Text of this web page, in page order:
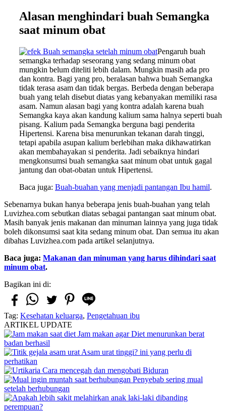
Alasan menghindari buah Semangka
saat minum obat
Pengaruh buah
semangka terhadap seseorang yang sedang minum obat
mungkin belum diteliti lebih dalam. Mungkin masih ada pro
dan kontra. Bagi yang pro, beralasan bahwa buah Semangka
tidak terasa asam dan tidak bergas. Berbeda dengan beberapa
buah yang telah disebut diatas yang kebanyakan memiliki rasa
asam. Namun alasan bagi yang kontra adalah karena buah
Semangka kaya akan kandung kalium sama halnya seperti buah
pisang. Kalium pada Semangka berguna bagi penderita
Hipertensi. Karena bisa menurunkan tekanan darah tinggi,
tetapi apabila asupan kalium berlebihan maka dikhawatirkan
akan membahayakan si penderita. Jadi sebaiknya hindari
mengkonsumsi buah semangka saat minum obat untuk gagal
jantung dan obat-obatan untuk Hipertensi.
Baca juga: Buah-buahan yang menjadi pantangan Ibu hamil.
Sebenarnya bukan hanya beberapa jenis buah-buahan yang telah
Luvizhea.com sebutkan diatas sebagai pantangan saat minum obat.
Masih banyak jenis makanan dan minuman lainnya yang juga tidak
boleh dikonsumsi saat kita sedang minum obat. Dan semua itu akan
dibahas Luvizhea.com pada artikel selanjutnya.
Baca juga: Makanan dan minuman yang harus dihindari saat
minum obat.
Bagikan ini di:
Tag: Kesehatan keluarga, Pengetahuan ibu
ARTIKEL UPDATE
Jam makan agar Diet menurunkan berat
badan berhasil
Asam urat tinggi? ini yang perlu di
perhatikan
Cara mencegah dan mengobati Biduran
Penyebab sering mual
setelah berhubungan